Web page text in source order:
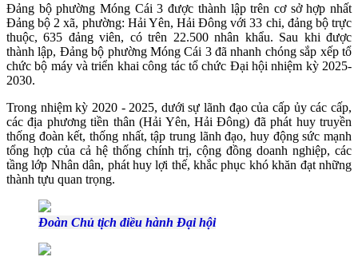
Đảng bộ phường Móng Cái 3 được thành lập trên cơ sở hợp nhất
Đảng bộ 2 xã, phường: Hải Yên, Hải Đông với 33 chi, đảng bộ trực
thuộc, 635 đảng viên, có trên 22.500 nhân khẩu. Sau khi được
thành lập, Đảng bộ phường Móng Cái 3 đã nhanh chóng sắp xếp tổ
chức bộ máy và triển khai công tác tổ chức Đại hội nhiệm kỳ 2025-
2030.
Trong nhiệm kỳ 2020 - 2025, dưới sự lãnh đạo của cấp ủy các cấp,
các địa phương tiền thân (Hải Yên, Hải Đông) đã phát huy truyền
thống đoàn kết, thống nhất, tập trung lãnh đạo, huy động sức mạnh
tổng hợp của cả hệ thống chính trị, cộng đồng doanh nghiệp, các
tầng lớp Nhân dân, phát huy lợi thế, khắc phục khó khăn đạt những
thành tựu quan trọng.
Đoàn Chủ tịch điều hành Đại hội